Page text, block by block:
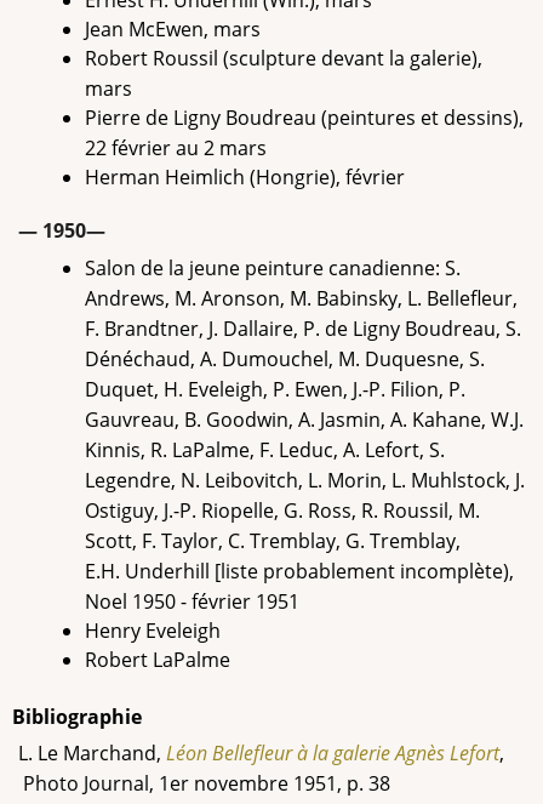
Jean McEwen, mars
Robert Roussil (sculpture devant la galerie),
mars
Pierre de Ligny Boudreau (peintures et dessins),
22 février au 2 mars
Herman Heimlich (Hongrie), février
— 1950—
Salon de la jeune peinture canadienne: S.
Andrews, M. Aronson, M. Babinsky, L. Bellefleur,
F. Brandtner, J. Dallaire, P. de Ligny Boudreau, S.
Dénéchaud, A. Dumouchel, M. Duquesne, S.
Duquet, H. Eveleigh, P. Ewen, J.-P. Filion, P.
Gauvreau, B. Goodwin, A. Jasmin, A. Kahane, W.J.
Kinnis, R. LaPalme, F. Leduc, A. Lefort, S.
Legendre, N. Leibovitch, L. Morin, L. Muhlstock, J.
Ostiguy, J.-P. Riopelle, G. Ross, R. Roussil, M.
Scott, F. Taylor, C. Tremblay, G. Tremblay,
E.H. Underhill [liste probablement incomplète),
Noel 1950 - février 1951
Henry Eveleigh
Robert LaPalme
Bibliographie
L. Le Marchand, Léon Bellefleur à la galerie Agnès Lefort,
Photo Journal, 1er novembre 1951, p. 38